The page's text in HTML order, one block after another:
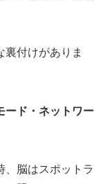
裏付けがありま
ード・ネットワー
、脳はスポットラ